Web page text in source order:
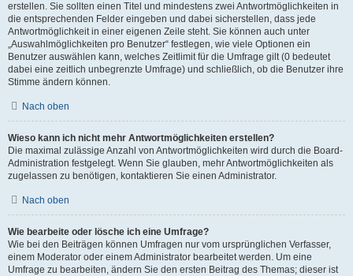
erstellen. Sie sollten einen Titel und mindestens zwei Antwortmöglichkeiten in
die entsprechenden Felder eingeben und dabei sicherstellen, dass jede
Antwortmöglichkeit in einer eigenen Zeile steht. Sie können auch unter
„Auswahlmöglichkeiten pro Benutzer“ festlegen, wie viele Optionen ein
Benutzer auswählen kann, welches Zeitlimit für die Umfrage gilt (0 bedeutet
dabei eine zeitlich unbegrenzte Umfrage) und schließlich, ob die Benutzer ihre
Stimme ändern können.
Nach oben
Wieso kann ich nicht mehr Antwortmöglichkeiten erstellen?
Die maximal zulässige Anzahl von Antwortmöglichkeiten wird durch die Board-
Administration festgelegt. Wenn Sie glauben, mehr Antwortmöglichkeiten als
zugelassen zu benötigen, kontaktieren Sie einen Administrator.
Nach oben
Wie bearbeite oder lösche ich eine Umfrage?
Wie bei den Beiträgen können Umfragen nur vom ursprünglichen Verfasser,
einem Moderator oder einem Administrator bearbeitet werden. Um eine
Umfrage zu bearbeiten, ändern Sie den ersten Beitrag des Themas; dieser ist